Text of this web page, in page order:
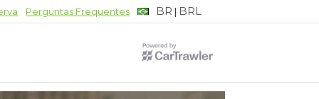
Perguntas Frequentes BR | BRL